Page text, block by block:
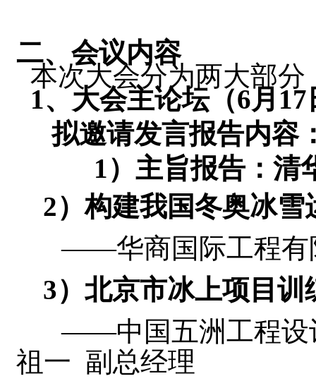
二、会议内容
本次大会分为两大部分
1、大会主论坛（6月 17
拟邀请发言报告内容
1）主旨报告：清
2）构建我国冬奥冰
——华商国际工程有
3）北京市冰上项目
——中国五洲工程设
祖一 副总经理